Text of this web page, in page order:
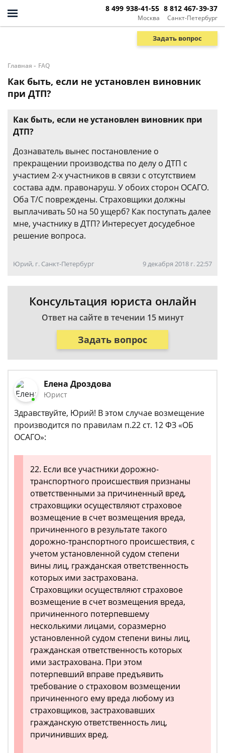
Москва
8 499 938-41-55
Санкт-Петербург
8 812 467-39-37
Задать вопрос
Главная - FAQ
Как быть, если не установлен виновник
при ДТП?
Как быть, если не установлен виновник при
ДТП?
Дознаватель вынес постановление о
прекращении производства по делу о ДТП с
участием 2-х участников в связи с отсутствием
состава адм. правонаруш. У обоих сторон ОСАГО.
Оба Т/С повреждены. Страховщики должны
выплачивать 50 на 50 ущерб? Как поступать далее
мне, участнику в ДТП? Интересует досудебное
решение вопроса.
Юрий, г. Санкт-Петербург 9 декабря 2018 г. 22:57
Консультация юриста онлайн
Ответ на сайте в течении 15 минут
Задать вопрос
Елена Дроздова
Юрист
Здравствуйте, Юрий! В этом случае возмещение
производится по правилам п.22 ст. 12 ФЗ «ОБ
ОСАГО»:
22. Если все участники дорожно-
транспортного происшествия признаны
ответственными за причиненный вред,
страховщики осуществляют страховое
возмещение в счет возмещения вреда,
причиненного в результате такого
дорожно-транспортного происшествия, с
учетом установленной судом степени
вины лиц, гражданская ответственность
которых ими застрахована.
Страховщики осуществляют страховое
возмещение в счет возмещения вреда,
причиненного потерпевшему
несколькими лицами, соразмерно
установленной судом степени вины лиц,
гражданская ответственность которых
ими застрахована. При этом
потерпевший вправе предъявить
требование о страховом возмещении
причиненного ему вреда любому из
страховщиков, застраховавших
гражданскую ответственность лиц,
причинивших вред.